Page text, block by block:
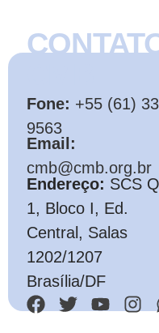
Fone: +55 (61)
9563
Email:
cmb@cmb.org.br
Endereço: SCS
1, Bloco I, Ed.
Central, Salas
1202/1207
Brasília/DF